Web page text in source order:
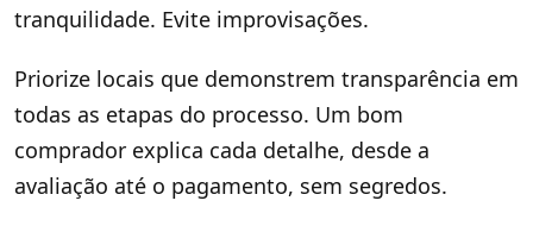
tranquilidade. Evite improvisações.
Priorize locais que demonstrem transparência em
todas as etapas do processo. Um bom
comprador explica cada detalhe, desde a
avaliação até o pagamento, sem segredos.